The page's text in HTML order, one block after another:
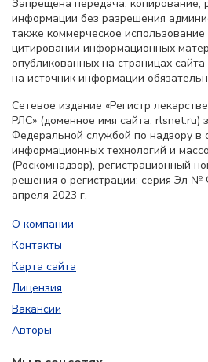
Запрещена передача, копирование,
информации без разрешения
также коммерческое
цитировании информационных
опубликованных на страницах
на источник информации
Сетевое издание «Регистр
РЛС» (доменное имя сайта: rlsnet.ru)
Федеральной службой по надзору в
информационных технологий и
(Роскомнадзор), регистрационный
решения о регистрации: серия Эл
апреля 2023 г.
О компании
Контакты
Карта сайта
Лицензия
Вакансии
Авторы